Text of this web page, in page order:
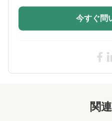
混合製造所機
30m/minゴ
今すぐ問
関